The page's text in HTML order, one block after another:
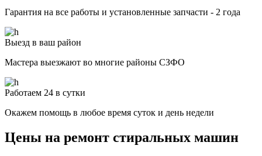
Гарантия на все работы и установленные запчасти - 2 года
Выезд в ваш район
Мастера выезжают во многие районы СЗФО
Работаем 24 в сутки
Окажем помощь в любое время суток и день недели
Цены на ремонт стиральных машин